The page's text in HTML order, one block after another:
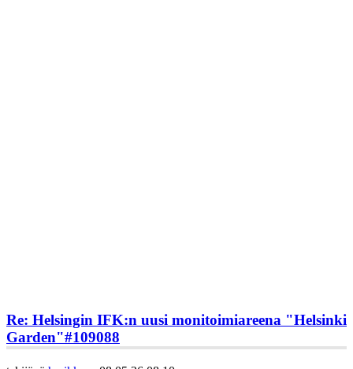
Re: Helsingin IFK:n uusi monitoimiareena "Helsinki
Garden"#109088